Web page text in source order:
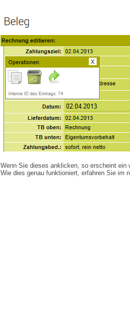
Wenn Sie dieses anklicken, so erscheint ein
Wie dies genau funktioniert, erfahren Sie im